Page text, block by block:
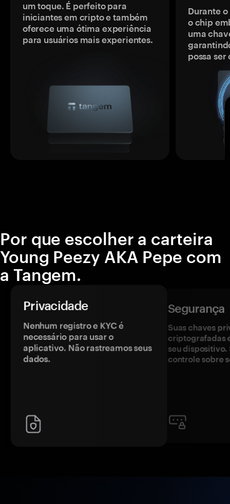
um toque. É perfeito para
iniciantes em cripto e também
oferece uma ótima experiência
para usuários mais experientes.
Durante
o chip
uma
possa
Por que escolher a carteira
Young Peezy AKA Pepe com
a Tangem.
Privacidade
Nenhum registro e KYC é
necessário para usar o
aplicativo. Não rastreamos seus
dados.
Segurança
Suas chaves
criptografadas
seu dispositivo.
controle sobre